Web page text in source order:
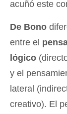
acuñó este
De Bono
entre el
lógico
y el
lateral
creativo). El